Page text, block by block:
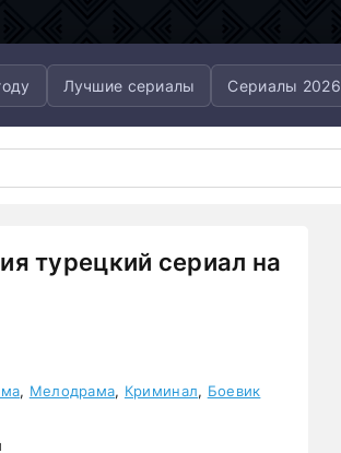
Лучшие сериалы Сериалы 2026
турецкий сериал на
, Мелодрама, Криминал, Боевик